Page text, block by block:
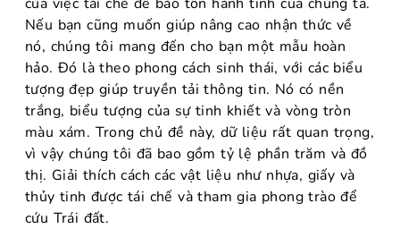
Nếu bạn cũng muốn giúp nâng cao nhận thức về
nó, chúng tôi mang đến cho bạn một mẫu hoàn
hảo. Đó là theo phong cách sinh thái, với các biểu
tượng đẹp giúp truyền tải thông tin. Nó có nền
trắng, biểu tượng của sự tinh khiết và vòng tròn
màu xám. Trong chủ đề này, dữ liệu rất quan trọng,
vì vậy chúng tôi đã bao gồm tỷ lệ phần trăm và đồ
thị. Giải thích cách các vật liệu như nhựa, giấy và
thủy tinh được tái chế và tham gia phong trào để
cứu Trái đất.